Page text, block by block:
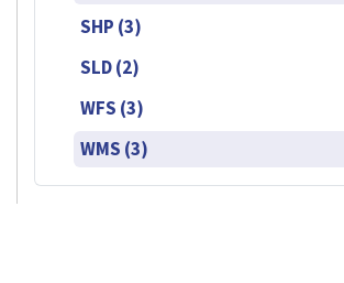
SHP (3)
SLD (2)
WFS (3)
WMS (3)